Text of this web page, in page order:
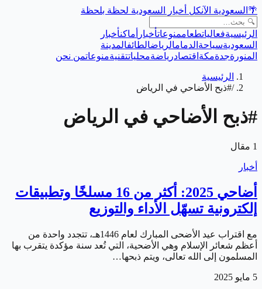
🌴 السعودية الآنكل أخبار السعودية لحظة بلحظة
الرئيسيةفعالياتطعاممنوعاتأخبار أماكنأخبار
السعوديةسياحة الدمامالرياضالطائفالمدينة
المنورةجدةمكة اقتصادرياضةمحلياتتقنيةمنوعاتمن نحن
الرئيسية
/#ذبح الأضاحي في الرياض
#ذبح الأضاحي في الرياض
1 مقال
أخبار
أضاحي 2025: أكثر من 16 مسلخًا وتطبيقات
إلكترونية تسهّل الأداء والتوزيع
مع اقتراب عيد الأضحى المبارك لعام 1446هـ، تتجدد واحدة من
أعظم شعائر الإسلام وهي الأضحية، التي تُعد سنة مؤكدة يتقرب بها
المسلمون إلى الله تعالى، ويتم ذبحها…
5 مايو 2025